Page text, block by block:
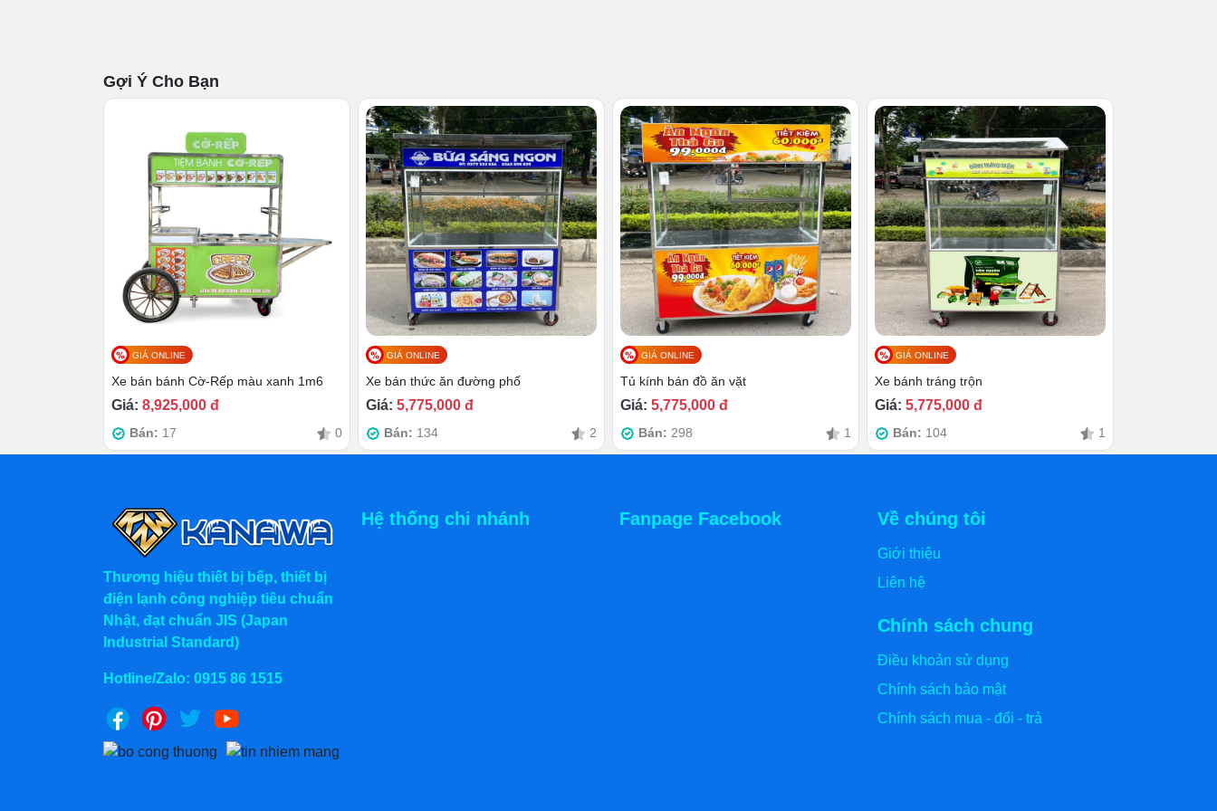
1.3 Nâng cao chất lượng thực phẩm
Thông qua việc sử dụng bếp chế biến trực tiếp tại quầy, khách hàng sẽ có được những món ăn vừa
chất lượng, vừa nhanh chóng. Ngoài ra, đồ ăn khi trao đến tay người dùng sẽ giữ được nguyên vẹn
Bên cạnh đó, chất lượng của món ăn cũng phần nào được nâng cao bởi nó đã qua xử lý nhiệt độ. Khi
đó, người dùng càng có thể an tâm hơn, bởi thực phẩm đã qua bước làm chín, ngăn ngừa vi khuẩn gây
hại cho sức khỏe.
1.4 Tiết kiệm chi phí mua bếp ngoài
loay hoay sắp xếp chúng làm sao cho hợp lý. Có phải cách này rất phiền phức đúng không?
Như vậy, vừa mất nhiều thời gian, vừa tốn công sức khi phải luôn chỉnh sửa, di chuyển lềnh kềnh nhiều
thứ đồ cùng lúc. Đáng chú ý, nếu mua bếp riêng bên ngoài, chủ đầu tư mặt hàng kinh doanh này còn
cần phải chi thêm một khoản tiền không nhỏ nữa.
Gợi Ý Cho Bạn
GIÁ ONLINE
Xe bán bánh Cờ-Rếp màu xanh 1m6
Giá: 8,925,000 đ
Bán: 17 0
GIÁ ONLINE
Xe bán thức ăn đường phố
Giá: 5,775,000 đ
Bán: 134 2
GIÁ ONLINE
Tủ kính bán đồ ăn vặt
Giá: 5,775,000 đ
Bán: 298 1
GIÁ ONLINE
Xe bánh tráng trộn
Giá: 5,775,000 đ
Bán: 104 1
Thương hiệu thiết bị bếp, thiết bị
điện lạnh công nghiệp tiêu chuẩn
Nhật, đạt chuẩn JIS (Japan
Industrial Standard)
Hotline/Zalo: 0915 86 1515
Hệ thống chi nhánh Fanpage Facebook Về chúng tôi
Giới thiệu
Liên hệ
Chính sách chung
Điều khoản sử dụng
Chính sách bảo mật
Chính sách mua - đổi - trả